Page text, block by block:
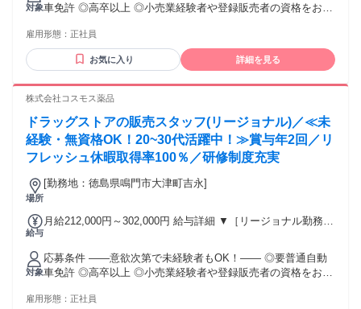
～317,600円 （15ｈ分時間外手当含む。実際の残業時間11
ｈ） ※赴任住宅手当3万円込み（家賃6万円の物件入居の場
344,300円 （29ｈ分時間外手当含む。実際の残業時間16.5ｈ）
※赴任住宅手当3万円込み（家賃6万円の物件入居の場合）
【経験者B】小売業で店長・マネジメント職経験者(登録販売
者)) 309,300円～376,200円 （39ｈ分時間外手当含む。実際の
残業時間22ｈ） ※赴任住宅手当3万円込み（家賃6万円の物件
入居の場合） 勤務形態やエリアによって異なります。 詳細に
ついては【勤務地範囲と給与について】をご確認ください。
対象車免許 ◎高卒以上 ◎小売業経験者や登録販売者の資格をお持
後、資格取得を目指すことも可能。研修や講習会もあり。 ※
同業界からの転職者が増えてきており、入社後活躍に繋がっ
ています。もちろん異業界からの応募や、第二新卒者も含め
雇用形態： 正社員
お気に入り 詳細を見る
株式会社コスモス薬品
ドラッグストアの販売スタッフ(リージョナル)／≪未
経験・無資格OK！20~30代活躍中！≫賞与年2回／リ
フレッシュ休暇取得率100％／研修制度充実
場所
[勤務地：徳島県鳴門市大津町吉永]
給与
月給212,000円～302,000円 給与詳細 ▼［リージョナル勤務］
（残業時間 月2h程度） 247,000円～277,000円 【スキルアッ
プコース】早期キャリアアップを目指したい方向け 271,000円
～317,600円 （15ｈ分時間外手当含む。実際の残業時間11
ｈ） ※赴任住宅手当3万円込み（家賃6万円の物件入居の場
対象
応募条件 ――意欲次第で未経験者もOK！―― ◎要普通自動
車免許 ◎高卒以上 ◎小売業経験者や登録販売者の資格をお持
後、資格取得を目指すことも可能。研修や講習会もあり。 ※
雇用形態： 正社員